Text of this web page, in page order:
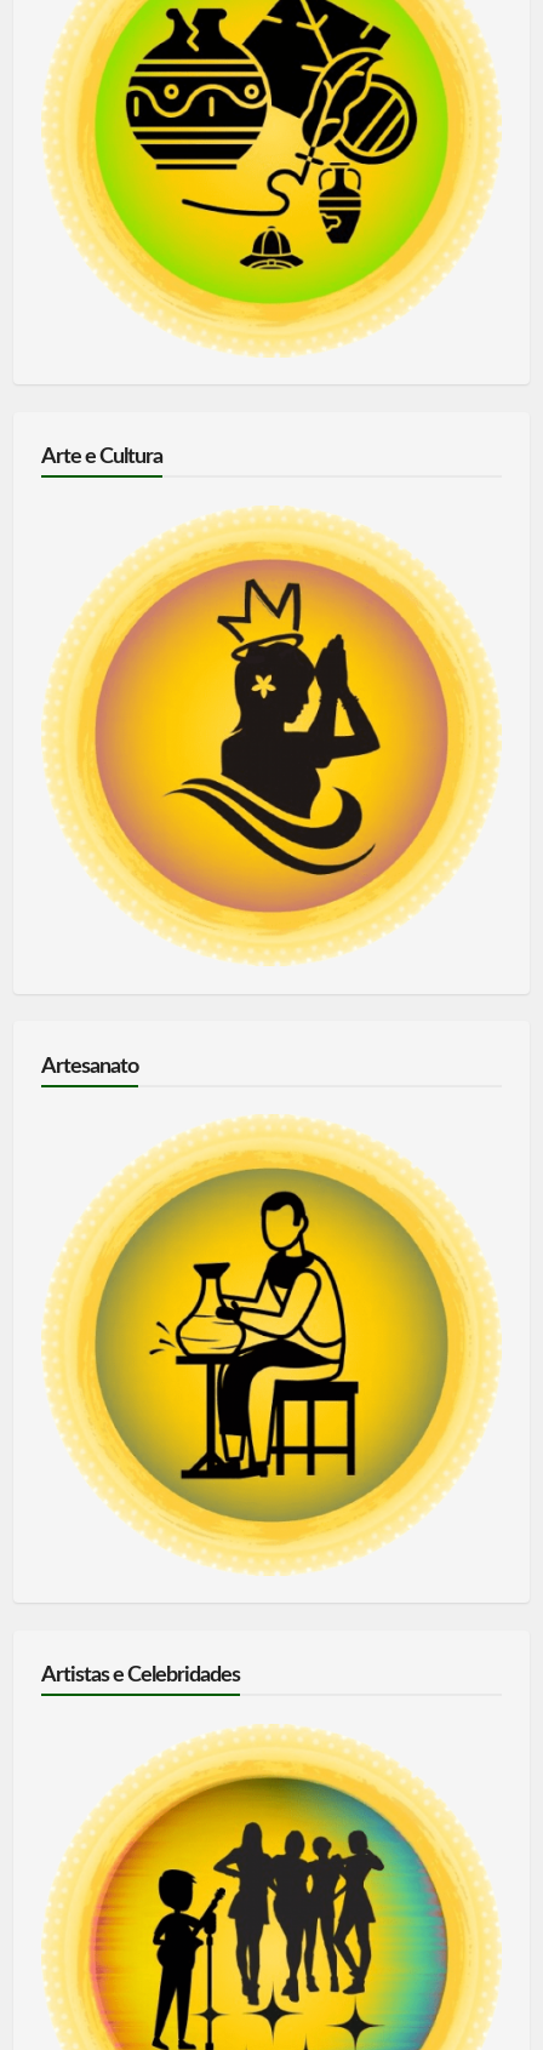
Arte e Cultura
Artesanato
Artistas e Celebridades